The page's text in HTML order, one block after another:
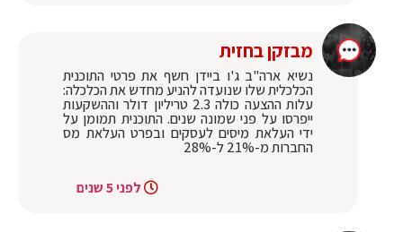
מבזקן בחזית
נשיא ארה"ב ג'ו ביידן חשף את פרטי התוכנית
הכלכלית שלו שנועדה להניע מחדש את הכלכלה:
עלות ההצעה כולה 2.3 טריליון דולר וההשקעות
ייפרסו על פני שמונה שנים. התוכנית תמומן על
ידי העלאת מיסים לעסקים ובפרט העלאת מס
החברות מ-21% ל-28%
לפני 5 שנים